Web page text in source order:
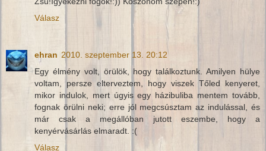
Válasz
ehran 2010. szeptember 13. 20:12
Egy élmény volt, örülök, hogy találkoztunk. Amilyen hülye
voltam, persze elterveztem, hogy viszek Tőled kenyeret,
mikor indulok, mert úgyis egy házibuliba mentem tovább,
fognak örülni neki; erre jól megcsúsztam az indulással, és
már csak a megállóban jutott eszembe, hogy a
kenyérvásárlás elmaradt. :(
Válasz